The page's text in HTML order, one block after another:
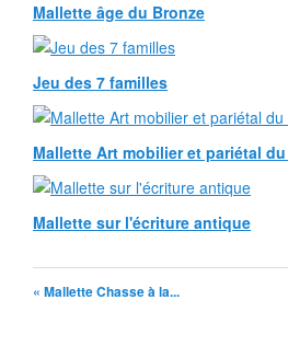
Mallette âge du Bronze
Jeu des 7 familles
Mallette Art mobilier et pariétal
Mallette sur l'écriture antique
« Mallette Chasse à la...